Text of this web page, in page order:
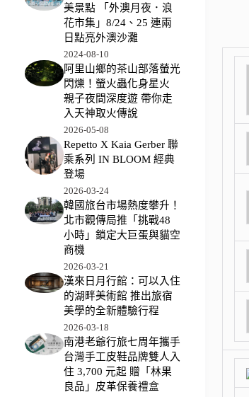
美景點 「外澳月夜．浪
花市集」8/24、25 連兩
日點亮外澳沙灘
2024-08-10
阿里山鄉的茶山部落螢光
閃爍！螢火蟲化身星火
親子夜間深度遊 帶你走
入天神取火傳說
2026-05-08
Repetto X Kaia Gerber 聯
乘系列 IN BLOOM 經典
登場
2026-03-24
韓國旅台市場熱度攀升！
北市觀傳局推「挑戰48
小時」鎖定大巨蛋與貓空
商機
2026-03-21
漢來日月行館：可以入住
的湖畔美術館 推出旅宿
美學的全新體驗行程
2026-03-18
南港老爺行旅七周年攜手
台灣手工皮鞋品牌雙人入
住 3,700 元起 贈「林果
良品」皮革保養禮盒